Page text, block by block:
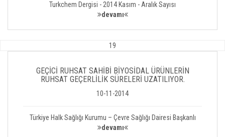
Turkchem Dergisi - 2014 Kasım - Aralık Sayısı
devamı
19
GEÇİCİ RUHSAT SAHİBİ BİYOSİDAL ÜRÜNLERİN
RUHSAT GEÇERLİLİK SÜRELERİ UZATILIYOR.
10-11-2014
Türkiye Halk Sağlığı Kurumu – Çevre Sağlığı Dairesi Başkanlı
devamı